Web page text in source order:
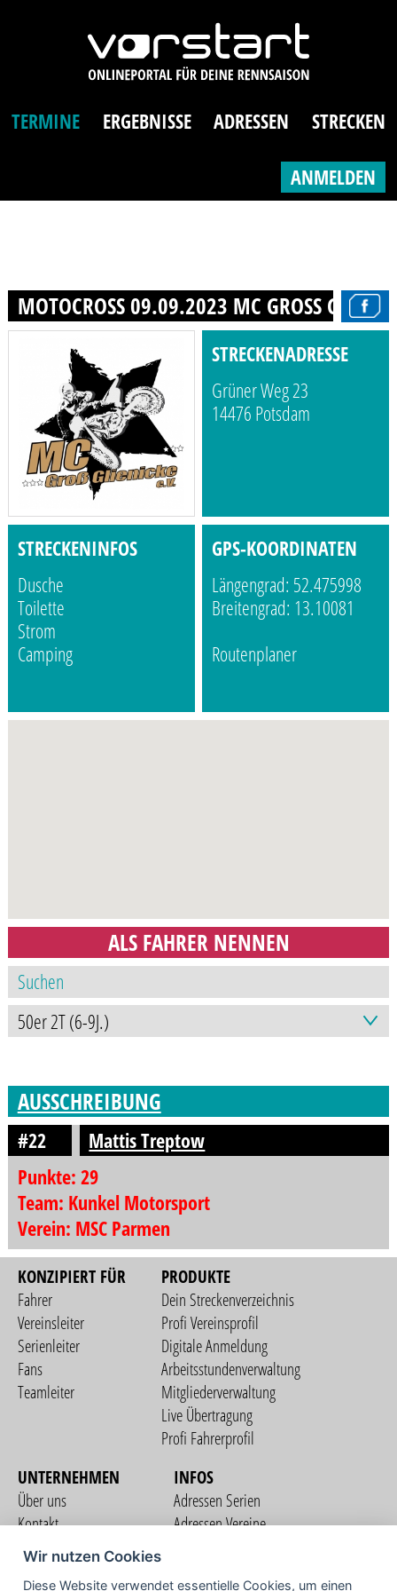
TERMINE ERGEBNISSE ADRESSEN STRECKEN
ANMELDEN
MOTOCROSS 09.09.2023 MC GROSS
STRECKENADRESSE
Grüner Weg 23
14476 Potsdam
STRECKENINFOS
Dusche
Toilette
Strom
Camping
GPS-KOORDINATEN
Längengrad: 52.475998
Breitengrad: 13.10081
Routenplaner
ALS FAHRER NENNEN
AUSSCHREIBUNG
#22
Mattis Treptow
Punkte: 29
Team: Kunkel Motorsport
Verein: MSC Parmen
KONZIPIERT FÜR
Fahrer
Vereinsleiter
Serienleiter
Fans
Teamleiter
PRODUKTE
Dein Streckenverzeichnis
Profi Vereinsprofil
Digitale Anmeldung
Arbeitsstundenverwaltung
Mitgliederverwaltung
Live Übertragung
Profi Fahrerprofil
UNTERNEHMEN
Über uns
Kontakt
Nutzungsbedingungen
Datenschutzerklärung
INFOS
Adressen Serien
Adressen Vereine
Wir nutzen Cookies
Diese Website verwendet essentielle Cookies, um einen